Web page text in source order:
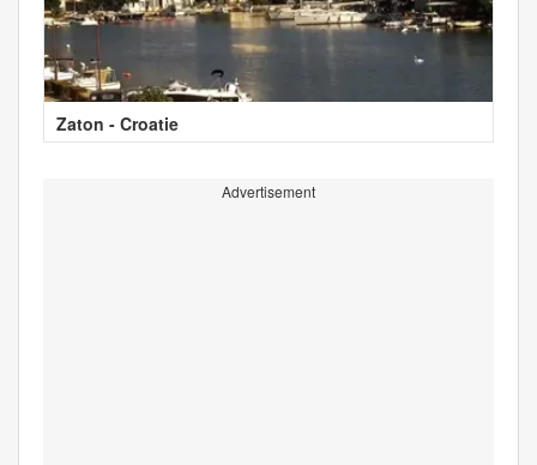
Zaton - Croatie
Advertisement